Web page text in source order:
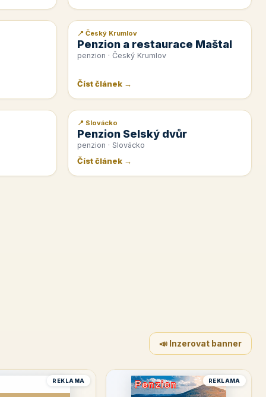
📰 PR článek
📍 Český Krumlov
Penzion a restaurace Maštal
penzion · Český Krumlov
Číst článek →
📰 PR článek
📍 Slovácko
Penzion Selský dvůr
penzion · Slovácko
Číst článek →
📣 Inzerovat banner
REKLAMA REKLAMA